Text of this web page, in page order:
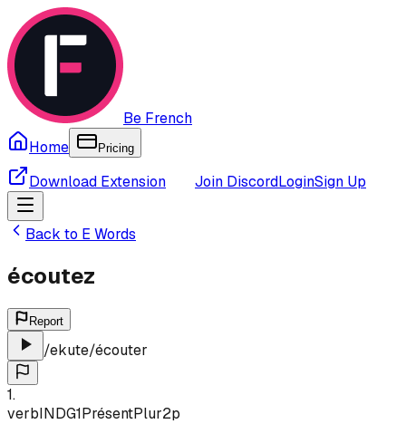
Be French
Home
Pricing
Download Extension Join DiscordLoginSign Up
Back to E Words
écoutez
Report
/ekute/écouter
1.
verbINDG1PrésentPlur2p